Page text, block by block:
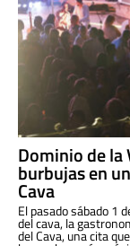
Dominio de la
burbujas en
Cava
El pasado sábado 1
del cava, la
del Cava, una cita